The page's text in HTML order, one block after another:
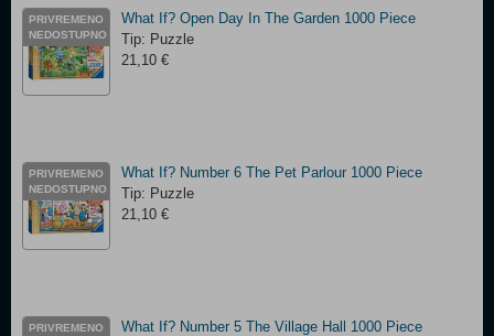
PRIVREMENO
NEDOSTUPNO
What If? Open Day In The Garden 1000 Piece
Tip: Puzzle
21,10 €
PRIVREMENO
NEDOSTUPNO
What If? Number 6 The Pet Parlour 1000 Piece
Tip: Puzzle
21,10 €
PRIVREMENO What If? Number 5 The Village Hall 1000 Piece